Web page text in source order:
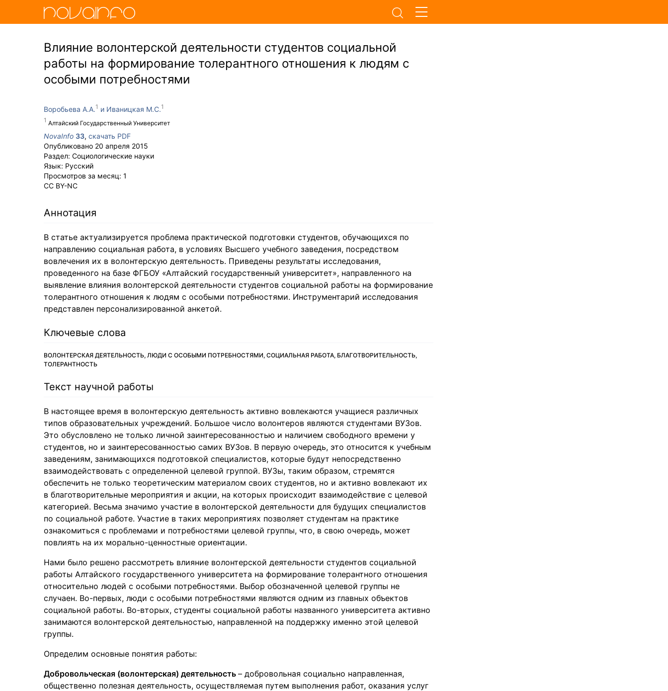
Влияние волонтерской деятельности студентов социальной
работы на формирование толерантного отношения к людям с
особыми потребностями
Воробьева А.А.
Алтайский Государственный Университет
Иваницкая М.С.
NovaInfo 33, скачать PDF
Опубликовано 20 апреля 2015
Раздел: Социологические науки
Язык: Русский
Просмотров за месяц: 1
CC BY-NC
Аннотация
В статье актуализируется проблема практической подготовки студентов, обучающихся по
направлению социальная работа, в условиях Высшего учебного заведения, посредством
вовлечения их в волонтерскую деятельность. Приведены результаты исследования,
проведенного на базе ФГБОУ «Алтайский государственный университет», направленного на
выявление влияния волонтерской деятельности студентов социальной работы на формирование
толерантного отношения к людям с особыми потребностями. Инструментарий исследования
представлен персонализированной анкетой.
Ключевые слова
ВОЛОНТЕРСКАЯ ДЕЯТЕЛЬНОСТЬ, ЛЮДИ С ОСОБЫМИ ПОТРЕБНОСТЯМИ, СОЦИАЛЬНАЯ РАБОТА, БЛАГОТВОРИТЕЛЬНОСТЬ,
ТОЛЕРАНТНОСТЬ
Текст научной работы
В настоящее время в волонтерскую деятельность активно вовлекаются учащиеся различных
типов образовательных учреждений. Большое число волонтеров являются студентами ВУЗов.
Это обусловлено не только личной заинтересованностью и наличием свободного времени у
студентов, но и заинтересованностью самих ВУЗов. В первую очередь, это относится к учебным
заведениям, занимающихся подготовкой специалистов, которые будут непосредственно
взаимодействовать с определенной целевой группой. ВУЗы, таким образом, стремятся
обеспечить не только теоретическим материалом своих студентов, но и активно вовлекают их
в благотворительные мероприятия и акции, на которых происходит взаимодействие с целевой
категорией. Весьма значимо участие в волонтерской деятельности для будущих специалистов
по социальной работе. Участие в таких мероприятиях позволяет студентам на практике
ознакомиться с проблемами и потребностями целевой группы, что, в свою очередь, может
повлиять на их морально-ценностные ориентации.
Нами было решено рассмотреть влияние волонтерской деятельности студентов социальной
работы Алтайского государственного университета на формирование толерантного отношения
относительно людей с особыми потребностями. Выбор обозначенной целевой группы не
случаен. Во-первых, люди с особыми потребностями являются одним из главных объектов
социальной работы. Во-вторых, студенты социальной работы названного университета активно
занимаются волонтерской деятельностью, направленной на поддержку именно этой целевой
группы.
Определим основные понятия работы:
Добровольческая (волонтерская) деятельность – добровольная социально направленная,
общественно полезная деятельность, осуществляемая путем выполнения работ, оказания услуг